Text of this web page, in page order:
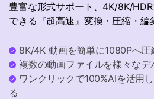
ソリューション
プラン＆価格
サポート
UniConverter Windows版
音声をテキストに
確かつ便利にテキスト
オンラインツール
オンライン動画圧縮
動画・画像の無料圧縮
Ver17へアップグレード
使い方&コツ
豊富な形式サポート、4K/8K/
できる『超高速』変換・圧縮・編
8K/4K 動画を簡単に1080Pへ圧
複数の動画ファイルを様々なデ
ワンクリックで100%AIを活用
る